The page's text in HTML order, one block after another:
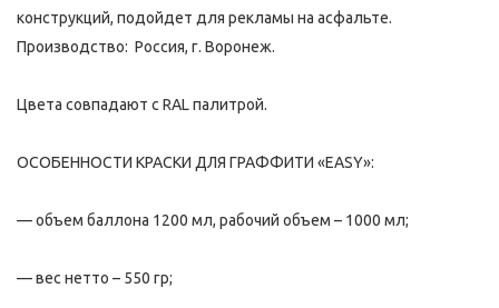
конструкций, подойдет для рекламы на асфальте.
Производство:  Россия, г. Воронеж.
Цвета совпадают с RAL палитрой.
ОСОБЕННОСТИ КРАСКИ ДЛЯ ГРАФФИТИ «EASY»:
— объем баллона 1200 мл, рабочий объем – 1000 мл;
— вес нетто – 550 гр;